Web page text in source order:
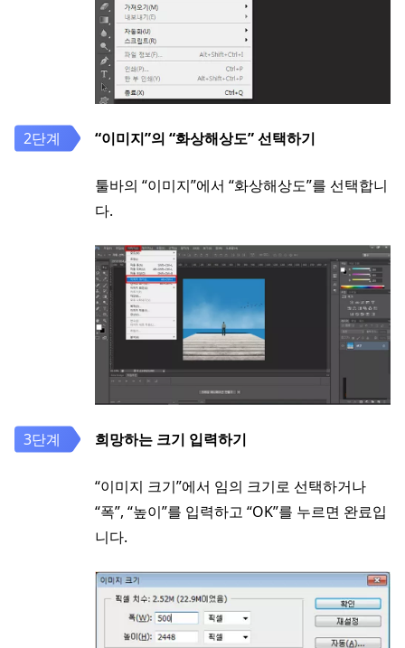
“이미지”의 “화상해상도” 선택하기
툴바의 “이미지”에서 “화상해상도”를 선택합니
다.
희망하는 크기 입력하기
“이미지 크기”에서 임의 크기로 선택하거나
“폭”, “높이”를 입력하고 “OK”를 누르면 완료입
니다.